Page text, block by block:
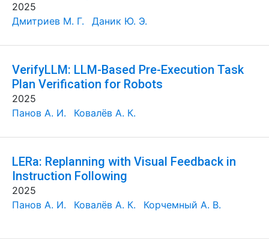
2025
Дмитриев М. Г.
Даник Ю. Э.
VerifyLLM: LLM-Based Pre-Execution Task
Plan Verification for Robots
2025
Панов А. И.
Ковалёв А. К.
LERa: Replanning with Visual Feedback in
Instruction Following
2025
Панов А. И.
Ковалёв А. К. Корчемный А. В.